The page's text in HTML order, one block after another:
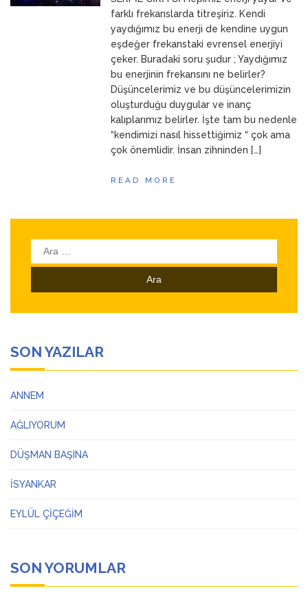
ANNEMfarklı frekanslarda titreşiriz. Kendi
yaydığımız bu enerji de kendine uygun
eşdeğer frekanstaki evrensel enerjiyi
çeker. Buradaki soru şudur ; Yaydığımız
bu enerjinin frekansını ne belirler?
Düşüncelerimiz ve bu düşüncelerimizin
oluşturduğu duygular ve inanç
kalıplarımız belirler. İşte tam bu nedenle
“kendimizi nasıl hissettiğimiz “ çok ama
çok önemlidir. İnsan zihninden […]
READ MORE
Arama:
SON YAZILAR
ANNEM
AĞLIYORUM
DÜŞMAN BAŞINA
İSYANKAR
EYLÜL ÇİÇEĞİM
SON YORUMLAR